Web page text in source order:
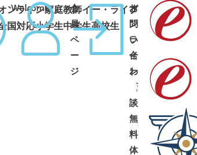
ンライン家庭教師イー・ライブ
国対応小学生中学生高校生
Welcome
会
員
ペ
ー
ジ
オ
ン
ラ
イ
ン
面
談
お
問
い
合
わ
せ
・
無
料
体
➜
コース